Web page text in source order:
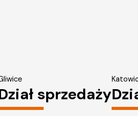
sprzedaży